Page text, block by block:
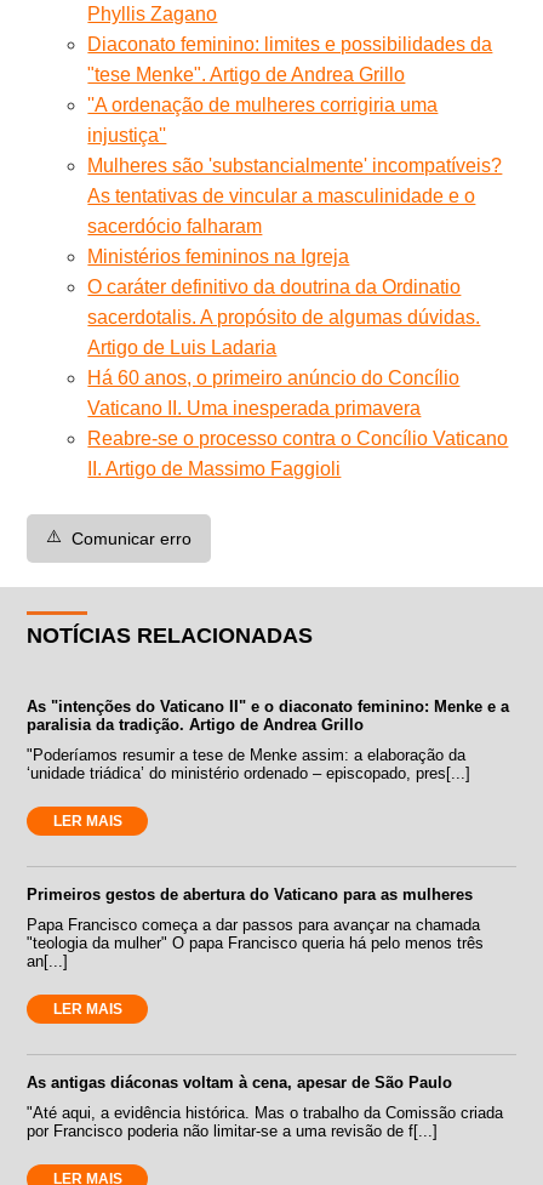
Phyllis Zagano
Diaconato feminino: limites e possibilidades da
"tese Menke". Artigo de Andrea Grillo
''A ordenação de mulheres corrigiria uma
injustiça''
Mulheres são 'substancialmente' incompatíveis?
As tentativas de vincular a masculinidade e o
sacerdócio falharam
Ministérios femininos na Igreja
O caráter definitivo da doutrina da Ordinatio
sacerdotalis. A propósito de algumas dúvidas.
Artigo de Luis Ladaria
Há 60 anos, o primeiro anúncio do Concílio
Vaticano II. Uma inesperada primavera
Reabre-se o processo contra o Concílio Vaticano
II. Artigo de Massimo Faggioli
⚠️ Comunicar erro
NOTÍCIAS RELACIONADAS
As "intenções do Vaticano II" e o diaconato feminino: Menke e a
paralisia da tradição. Artigo de Andrea Grillo
"Poderíamos resumir a tese de Menke assim: a elaboração da
‘unidade triádica’ do ministério ordenado – episcopado, pres[...]
LER MAIS
Primeiros gestos de abertura do Vaticano para as mulheres
Papa Francisco começa a dar passos para avançar na chamada
"teologia da mulher" O papa Francisco queria há pelo menos três
an[...]
LER MAIS
As antigas diáconas voltam à cena, apesar de São Paulo
"Até aqui, a evidência histórica. Mas o trabalho da Comissão criada
por Francisco poderia não limitar-se a uma revisão de f[...]
LER MAIS